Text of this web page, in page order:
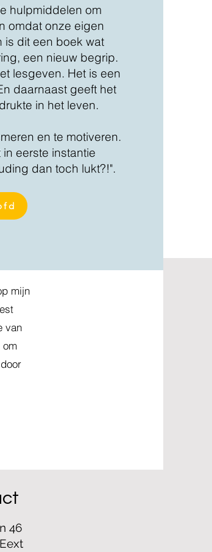
hulpmiddelen om
omdat onze eigen
is dit een boek wat
een nieuw begrip.
lesgeven. Het is een
daarnaast geeft het
in het leven.
en te motiveren.
eerste instantie
dan toch lukt?!".
mijn
van
46